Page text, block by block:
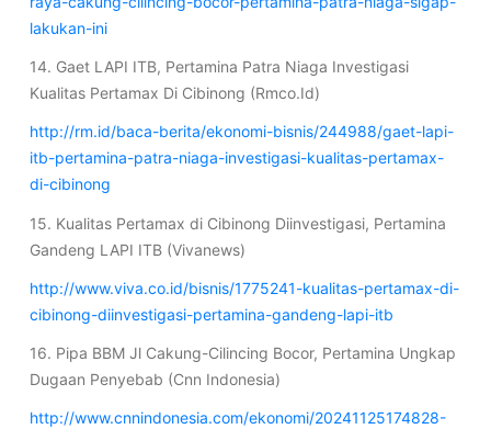
lakukan-ini
14. Gaet LAPI ITB, Pertamina Patra Niaga Investigasi
Kualitas Pertamax Di Cibinong (Rmco.Id)
http://rm.id/baca-berita/ekonomi-bisnis/244988/gaet-lapi-
itb-pertamina-patra-niaga-investigasi-kualitas-pertamax-
di-cibinong
15. Kualitas Pertamax di Cibinong Diinvestigasi, Pertamina
Gandeng LAPI ITB (Vivanews)
http://www.viva.co.id/bisnis/1775241-kualitas-pertamax-di-
cibinong-diinvestigasi-pertamina-gandeng-lapi-itb
16. Pipa BBM Jl Cakung-Cilincing Bocor, Pertamina Ungkap
Dugaan Penyebab (Cnn Indonesia)
http://www.cnnindonesia.com/ekonomi/20241125174828-